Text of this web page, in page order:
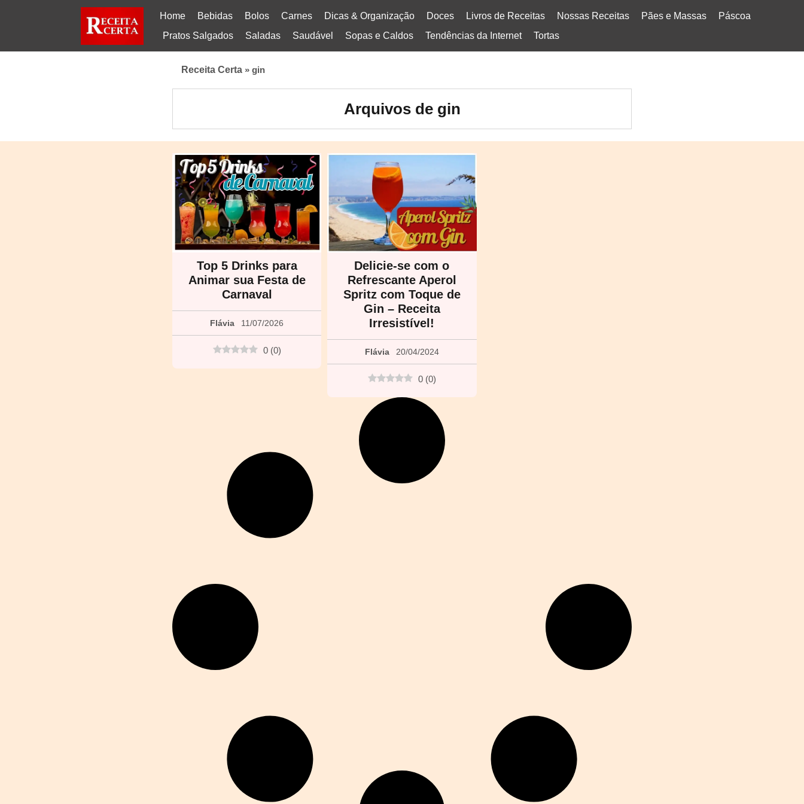
Home Bebidas Bolos Carnes Dicas & Organização Doces Livros de Receitas Nossas Receitas Pães e Massas
Páscoa
Pratos Salgados
Saladas Saudável Sopas e Caldos Tendências da Internet Tortas
Receita Certa » gin
Arquivos de gin
Top 5 Drinks para
Animar sua Festa de
Carnaval
Flávia 11/07/2026
0 (0)
Delicie-se com o
Refrescante Aperol
Spritz com Toque de
Gin – Receita
Irresistível!
Flávia 20/04/2024
0 (0)